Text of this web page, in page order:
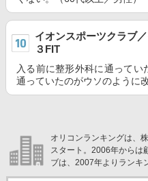
イオンスポーツクラブ
３FIT
入る前に整形外科に通って
通っていたのがウソのように
オリコンランキングは、
スタート。2006年からは
ブは、2007年よりランキ